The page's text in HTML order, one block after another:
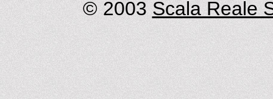
© 2003 Scala Reale